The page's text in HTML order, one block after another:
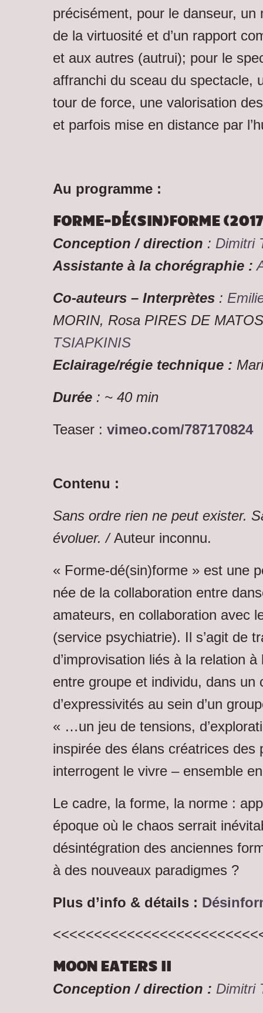
précisément, pour le danseur, un
de la virtuosité et d’un rapport
et aux autres (autrui); pour le
affranchi du sceau du spectacle,
tour de force, une valorisation
et parfois mise en distance par
Au programme :
FORME-DÉ(SIN)FORME
Conception / direction : Dimitri
Assistante à la chorégraphie :
Co-auteurs – Interprètes :
MORIN, Rosa PIRES DE
TSIAPKINIS
Eclairage/régie technique :
Durée : ~ 40 min
Teaser : vimeo.com/787170824
Contenu :
Sans ordre rien ne peut exister.
évoluer. /Auteur inconnu.
« Forme-dé(sin)forme » est une
née de la collaboration entre
amateurs, en collaboration avec
(service psychiatrie). Il s’agit de
d’improvisation liés à la relation à
entre groupe et individu, dans un
d’expressivités au sein d’un
« …un jeu de tensions,
inspirée des élans créatrices des
interrogent le vivre – ensemble
Le cadre, la forme, la norme :
époque où le chaos serrait
désintégration des anciennes
à des nouveaux paradigmes ?
Plus d’info & détails :
MOON EATERS II
Conception / direction : Dimitri